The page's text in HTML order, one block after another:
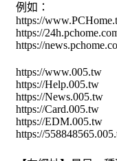
例如：
https://
https://
https://
https://www.005.tw
https://Help.005.tw
https://News.005.tw
https://Card.005.tw
https://EDM.005.tw
https://